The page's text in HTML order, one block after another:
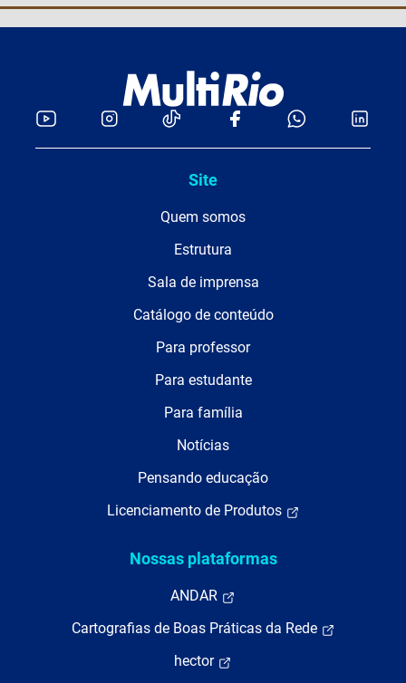
Site
Quem somos
Estrutura
Sala de imprensa
Catálogo de conteúdo
Para professor
Para estudante
Para família
Notícias
Pensando educação
Licenciamento de Produtos
Nossas plataformas
ANDAR
Cartografias de Boas Práticas da Rede
hector